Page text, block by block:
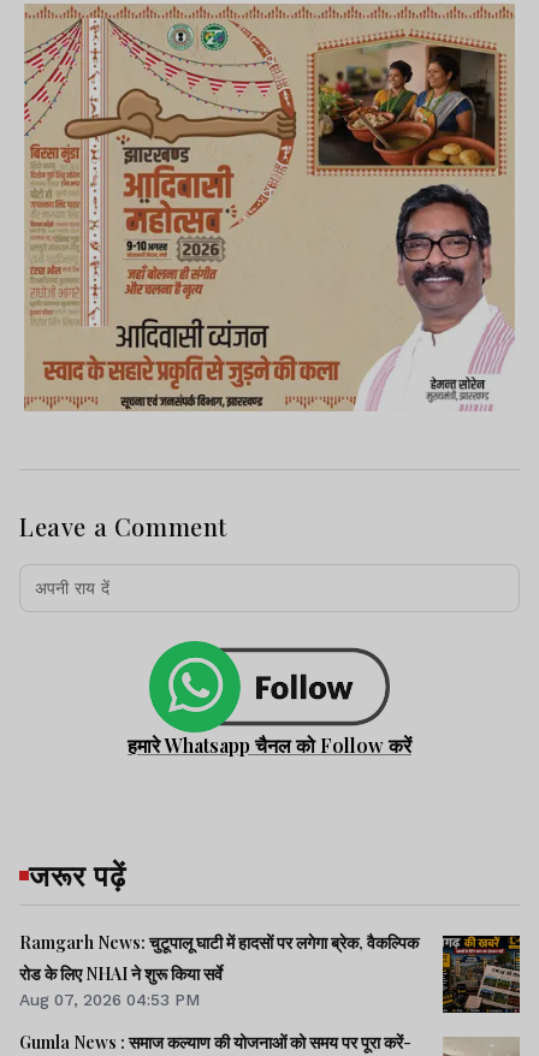
Leave a Comment
हमारे Whatsapp चैनल को Follow करें
जरूर पढ़ें
Ramgarh News: चुटूपालू घाटी में हादसों पर लगेगा ब्रेक, वैकल्पिक
रोड के लिए NHAI ने शुरू किया सर्वे
Aug 07, 2026 04:53 PM
Gumla News : समाज कल्याण की योजनाओं को समय पर पूरा करें-